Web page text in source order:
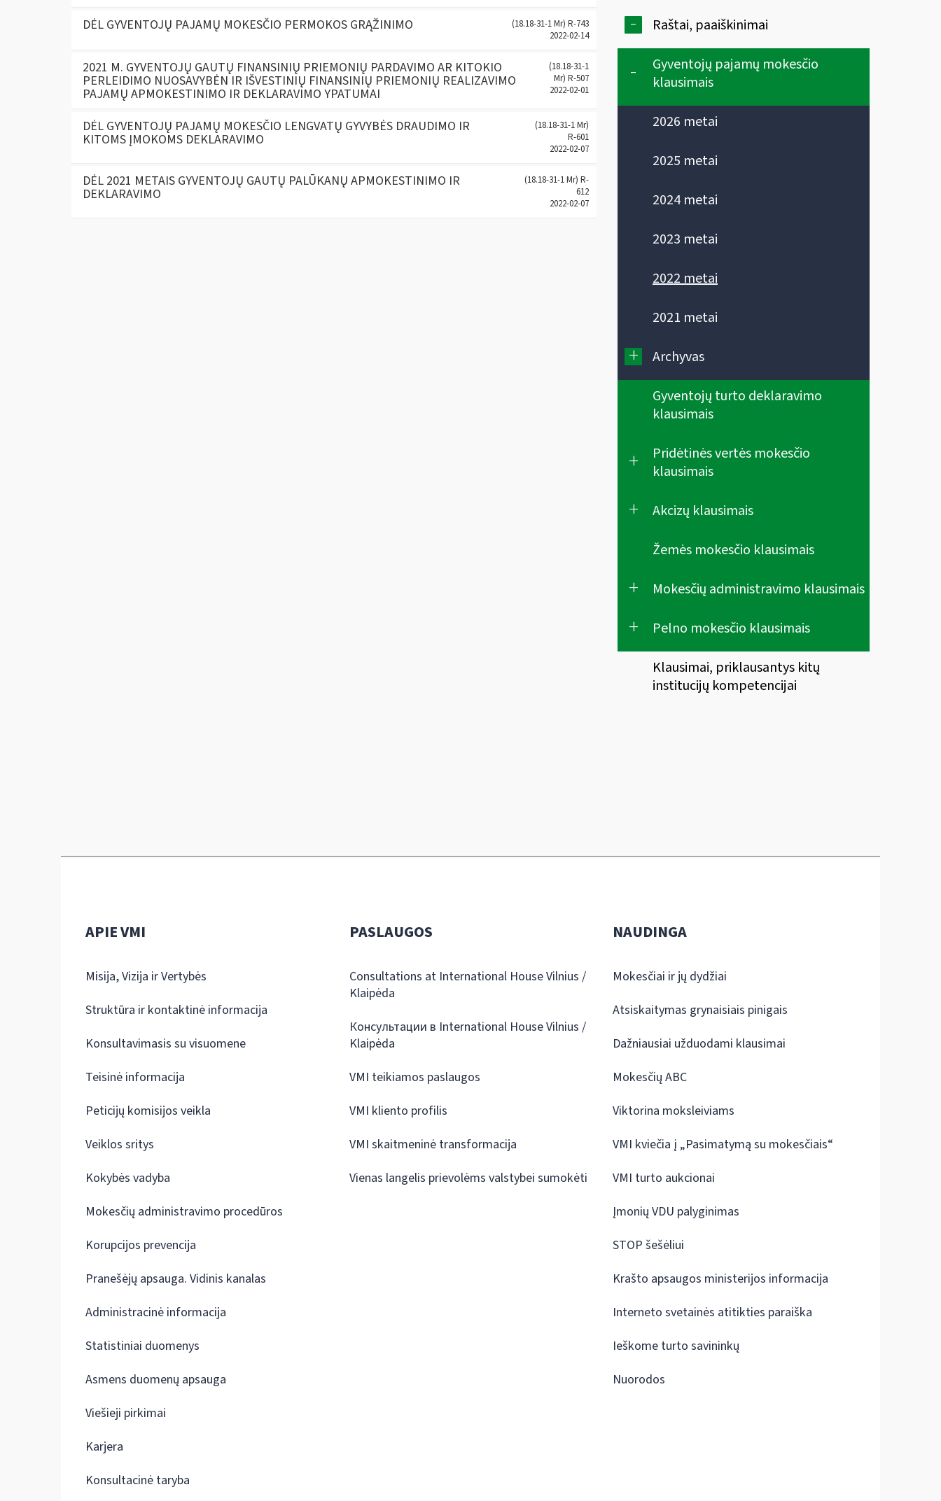
- Raštai, paaiškinimai
-
Gyventojų pajamų mokesčio
klausimais
2026 metai
2025 metai
2024 metai
2023 metai
2022 metai
2021 metai
+
Archyvas
Gyventojų turto deklaravimo
klausimais
+
Pridėtinės vertės mokesčio
klausimais
+
Akcizų klausimais
Žemės mokesčio klausimais
+ Mokesčių administravimo klausimais
+
Pelno mokesčio klausimais
Klausimai, priklausantys kitų
institucijų kompetencijai
DĖL GYVENTOJŲ PAJAMŲ MOKESČIO PERMOKOS GRĄŽINIMO
(18.18-31-1 Mr) R-743
2022-02-14
2021 M. GYVENTOJŲ GAUTŲ FINANSINIŲ PRIEMONIŲ PARDAVIMO AR KITOKIO
PERLEIDIMO NUOSAVYBĖN IR IŠVESTINIŲ FINANSINIŲ PRIEMONIŲ REALIZAVIMO
PAJAMŲ APMOKESTINIMO IR DEKLARAVIMO YPATUMAI
(18.18-31-1
Mr) R-507
2022-02-01
DĖL GYVENTOJŲ PAJAMŲ MOKESČIO LENGVATŲ GYVYBĖS DRAUDIMO IR
KITOMS ĮMOKOMS DEKLARAVIMO
(18.18-31-1 Mr)
R-601
2022-02-07
DĖL 2021 METAIS GYVENTOJŲ GAUTŲ PALŪKANŲ APMOKESTINIMO IR
DEKLARAVIMO
(18.18-31-1 Mr) R-
612
2022-02-07
APIE VMI
Misija, Vizija ir Vertybės
Struktūra ir kontaktinė informacija
Konsultavimasis su visuomene
Teisinė informacija
Peticijų komisijos veikla
Veiklos sritys
Kokybės vadyba
Mokesčių administravimo procedūros
Korupcijos prevencija
Pranešėjų apsauga. Vidinis kanalas
Administracinė informacija
Statistiniai duomenys
Asmens duomenų apsauga
Viešieji pirkimai
Karjera
Konsultacinė taryba
PASLAUGOS
Consultations at International House Vilnius /
Klaipėda
Консультации в International House Vilnius /
Klaipėda
VMI teikiamos paslaugos
VMI kliento profilis
VMI skaitmeninė transformacija
Vienas langelis prievolėms valstybei sumokėti
NAUDINGA
Mokesčiai ir jų dydžiai
Atsiskaitymas grynaisiais pinigais
Dažniausiai užduodami klausimai
Mokesčių ABC
Viktorina moksleiviams
VMI kviečia į „Pasimatymą su mokesčiais“
VMI turto aukcionai
Įmonių VDU palyginimas
STOP šešėliui
Krašto apsaugos ministerijos informacija
Interneto svetainės atitikties paraiška
Ieškome turto savininkų
Nuorodos